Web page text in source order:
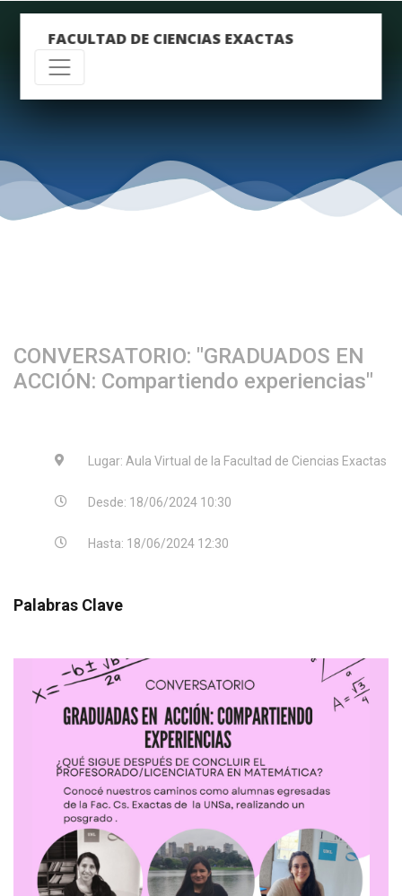
FACULTAD DE CIENCIAS EXACTAS
CONVERSATORIO: "GRADUADOS EN
ACCIÓN: Compartiendo experiencias"
Lugar: Aula Virtual de la Facultad de Ciencias Exactas
Desde: 18/06/2024 10:30
Hasta: 18/06/2024 12:30
Palabras Clave